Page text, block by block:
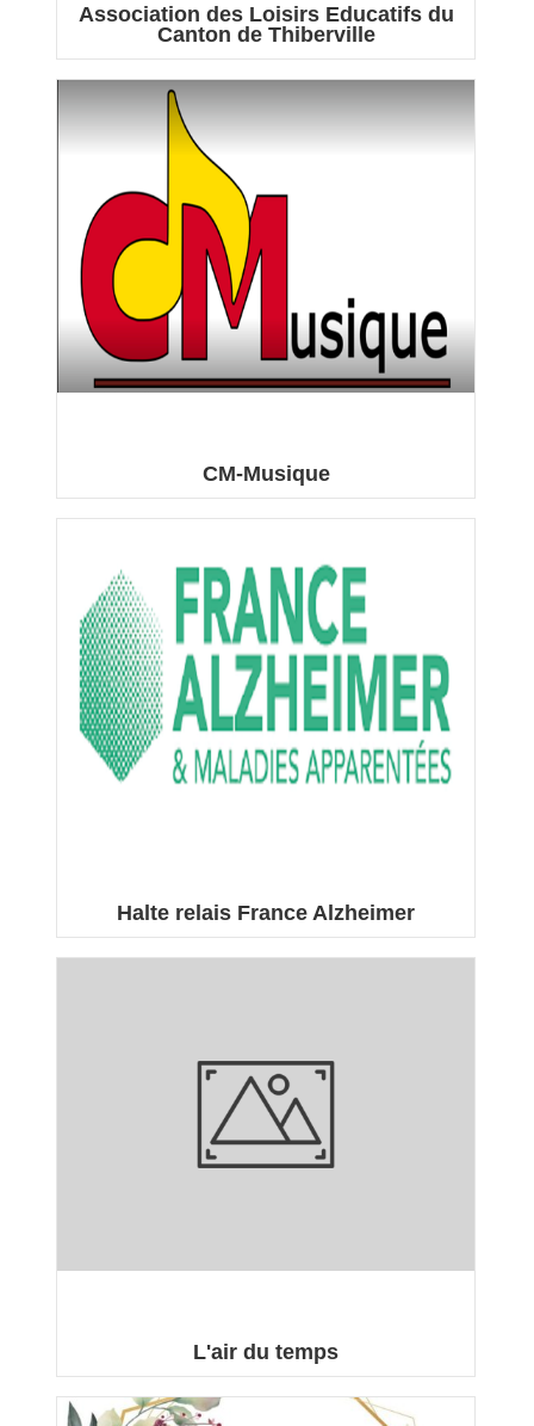
Association des Loisirs Educatifs du
Canton de Thiberville
L’association ALECT accueille vos enfants durant ...
CM-Musique
Ecole de Musique Cours de Musique enfants, ados,
Halte relais France Alzheimer
La halte relais France Alzheimer de l'Eure, vous ...
L'air du temps
L'Air du Temps à pour but la création de liens